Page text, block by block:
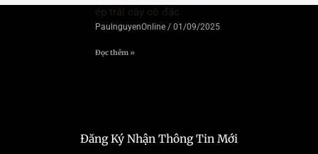
ép trái cây cô đặc
PaulnguyenOnline 01/09/2025
Đọc thêm »
Đăng Ký Nhận Thông Tin Mới